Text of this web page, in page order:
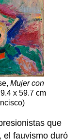
Mujer con
x 59.7 cm
que
el fauvismo duró